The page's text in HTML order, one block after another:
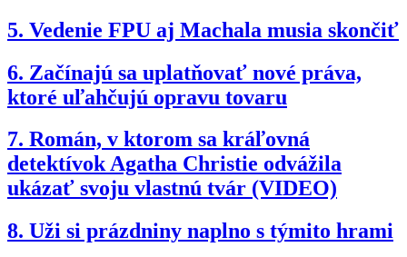
5. Vedenie FPU aj Machala musia skončiť
6. Začínajú sa uplatňovať nové práva,
ktoré uľahčujú opravu tovaru
7. Román, v ktorom sa kráľovná
detektívok Agatha Christie odvážila
ukázať svoju vlastnú tvár (VIDEO)
8. Uži si prázdniny naplno s týmito hrami